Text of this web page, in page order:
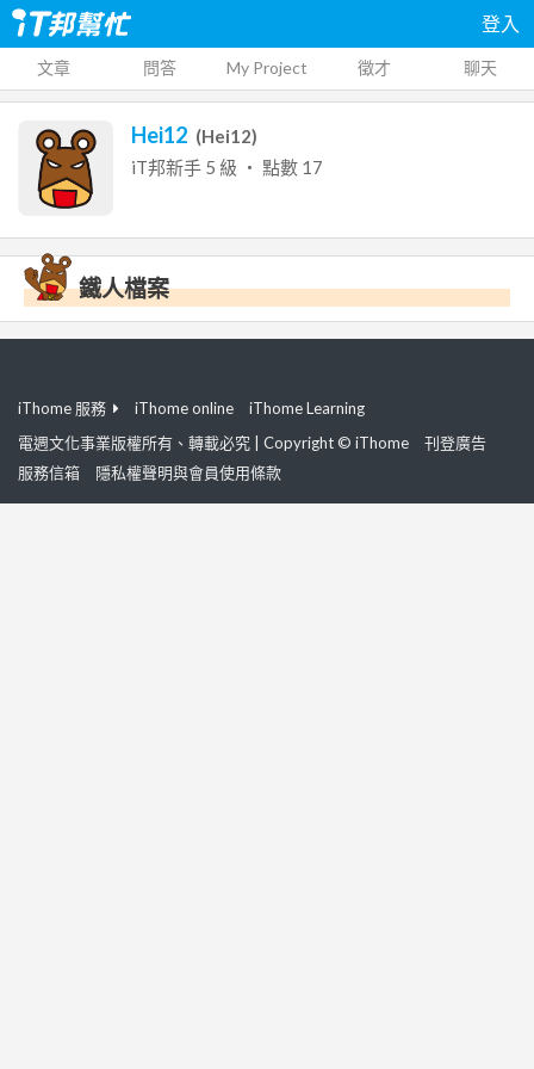
登入
文章 問答 My Project 徵才 聊天
Hei12 (Hei12)
iT邦新手 5 級 ‧ 點數 17
鐵人檔案
iThome 服務 iThome online
iThome Learning
電週文化事業版權所有、轉載必究 | Copyright © iThome
刊登廣告
服務信箱
隱私權聲明與會員使用條款